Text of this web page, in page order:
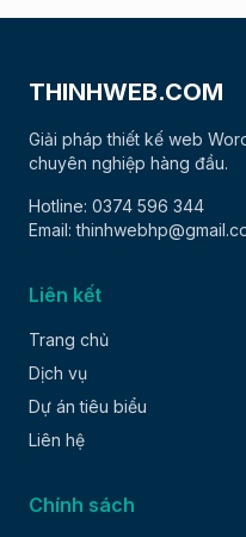
THINHWEB.COM
Giải pháp thiết kế web
chuyên nghiệp hàng đầu.
Hotline: 0374 596 344
Email:
Liên kết
Trang chủ
Dịch vụ
Dự án tiêu biểu
Liên hệ
Chính sách